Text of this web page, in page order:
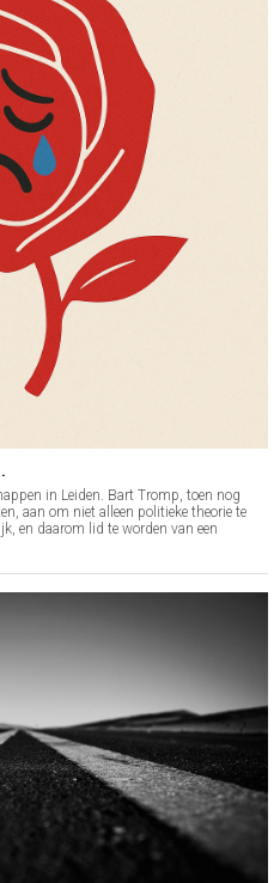
in Leiden. Bart Tromp, toen nog
aan om niet alleen politieke theorie te
en daarom lid te worden van een